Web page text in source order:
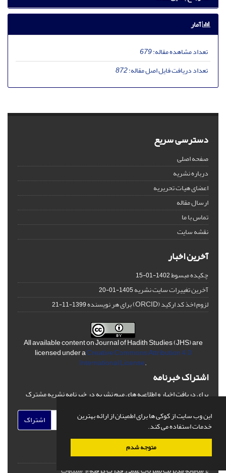
این وب سایت از کوکی ها برای اطمینان از ارائه بهترین
خدمات استفاده می کند.
متوجه شدم
آمار
تعداد مشاهده مقاله:679
تعداد دریافت فایل اصل مقاله:872
دسترسی سریع
صفحه اصلی
درباره نشریه
اعضای هیات تحریریه
ارسال مقاله
تماس با ما
نقشه سایت
آخرین اخبار
چکیده مبسوط1402-01-15
آخرین تغییرات سایت نشریه1405-01-20
لزوم اخذ کد ارکید (ORCID) برای هر نویسنده 1399-11-21
All available content on Journal of Hadith Studies (JHS) are
licensed under aCreative Commons Attribution 4.0
International License.
اشتراک خبرنامه
برای دریافت اخبار و اطلاعیه های مهم نشریه در خبرنامه نشریه مشترک
اشتراک
© سامانه مدیریت نشریات علمی.قدرت گرفته از سیناوب